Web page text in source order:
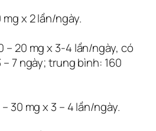
mg x 2 lần/ngày.
– 20 mg x 3-4 lần/ngày, có
7 ngày; trung bình: 160
30 mg x 3 – 4 lần/ngày.